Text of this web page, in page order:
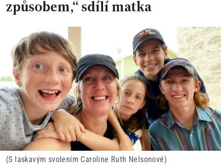
způsobem,“ sdílí matka
(S laskavým svolením Caroline Ruth Nelsonové)